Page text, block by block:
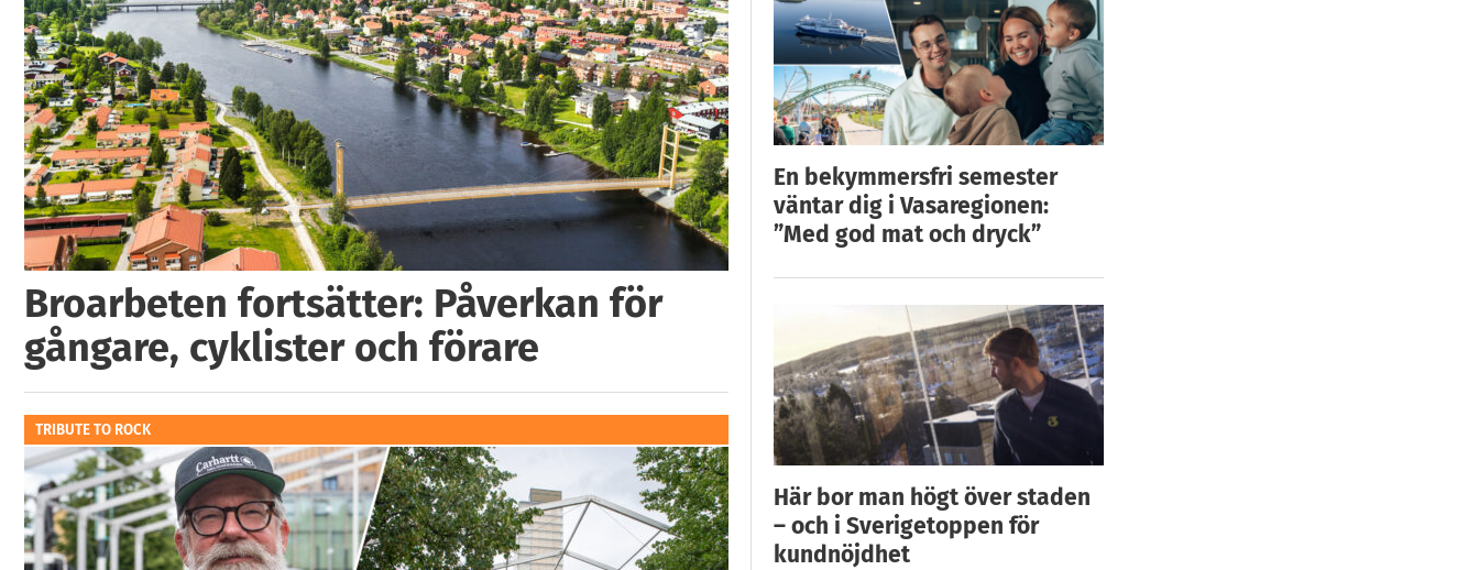
Broarbeten fortsätter: Påverkan för
gångare, cyklister och förare
TRIBUTE TO ROCK
En bekymmersfri semester
väntar dig i Vasaregionen:
”Med god mat och dryck”
Här bor man högt över staden
– och i Sverigetoppen för
kundnöjdhet